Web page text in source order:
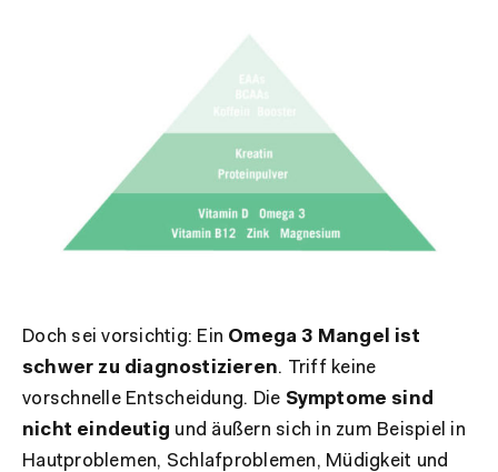
Doch sei vorsichtig: Ein Omega 3 Mangel ist
schwer zu diagnostizieren. Triff keine
vorschnelle Entscheidung. Die Symptome sind
nicht eindeutig und äußern sich in zum Beispiel in
Hautproblemen, Schlafproblemen, Müdigkeit und